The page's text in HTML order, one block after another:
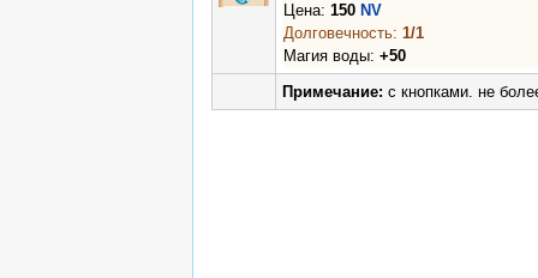
Цена: 150 NV
Долговечность: 1/1
Магия воды: +50
Примечание: с кнопками. не